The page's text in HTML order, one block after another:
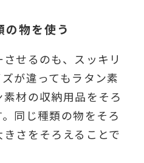
の物を使う
せるのも、スッキリ
が違ってもラタン素
材の収納用品をそろ
同じ種類の物をそろ
さをそろえることで